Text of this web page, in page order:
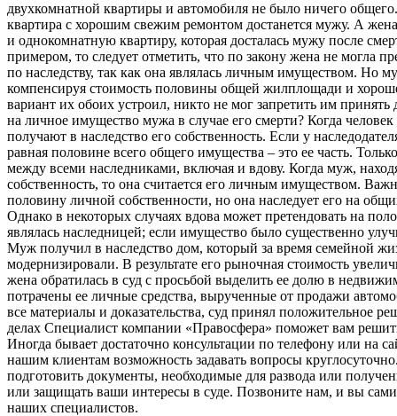
двухкомнатной квартиры и автомобиля не было ничего
квартира с хорошим свежим ремонтом достанется мужу. А
и однокомнатную квартиру, которая досталась мужу после
примером, то следует отметить, что по закону жена не могла
по наследству, так как она являлась личным имуществом. Но
компенсируя стоимость половины общей жилплощади и
вариант их обоих устроил, никто не мог запретить им
на личное имущество мужа в случае его смерти? Когда
получают в наследство его собственность. Если у
равная половине всего общего имущества – это ее часть.
между всеми наследниками, включая и вдову. Когда муж,
собственность, то она считается его личным имуществом.
половину личной собственности, но она наследует его на
Однако в некоторых случаях вдова может претендовать на
являлась наследницей; если имущество было существенно
Муж получил в наследство дом, который за время семейной
модернизировали. В результате его рыночная стоимость
жена обратилась в суд с просьбой выделить ее долю в
потрачены ее личные средства, вырученные от продажи
все материалы и доказательства, суд принял положительное
делах Специалист компании «Правосфера» поможет вам
Иногда бывает достаточно консультации по телефону или на
нашим клиентам возможность задавать вопросы
подготовить документы, необходимые для развода или
или защищать ваши интересы в суде. Позвоните нам, и вы
наших специалистов.